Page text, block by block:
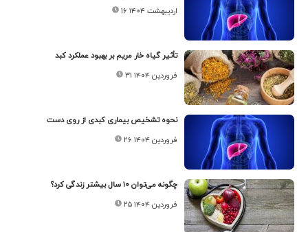
۱۶ اردیبهشت ۱۴۰۴
تأثیر گیاه خار مریم بر بهبود عملکرد کبد
۳۱ فروردین ۱۴۰۴
نحوه تشخیص بیماری کبدی از روی دست
۲۶ فروردین ۱۴۰۴
چگونه می‌توان ۱۰ سال بیشتر زندگی کرد؟
۲۵ فروردین ۱۴۰۴